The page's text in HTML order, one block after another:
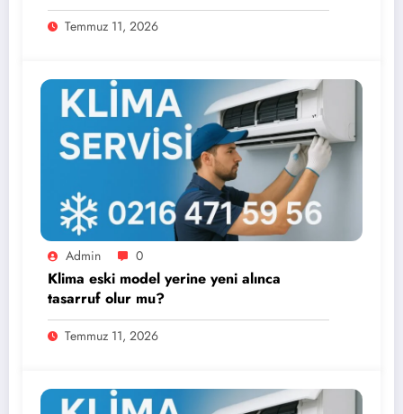
Temmuz 11, 2026
Admin 0
Klima eski model yerine yeni alınca
tasarruf olur mu?
Temmuz 11, 2026